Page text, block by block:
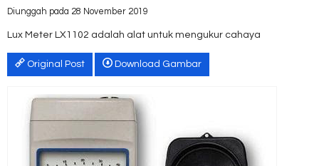
Diunggah pada 28 November 2019
Lux Meter LX1102 adalah alat untuk mengukur cahaya
Original Post Download Gambar